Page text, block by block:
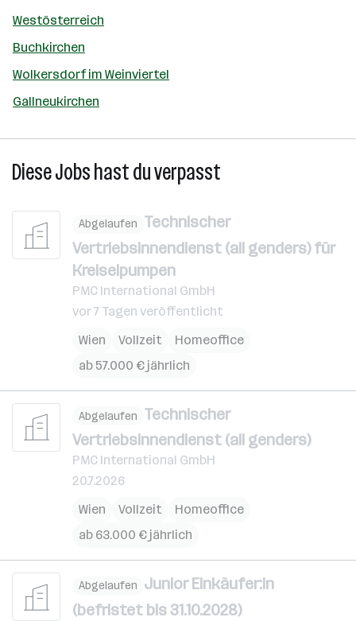
Westösterreich
Buchkirchen
Wolkersdorf im Weinviertel
Gallneukirchen
Diese Jobs hast du verpasst
Abgelaufen Technischer
Vertriebsinnendienst (all genders) für
Kreiselpumpen
PMC International GmbH
vor 7 Tagen veröffentlicht
Wien
Vollzeit
Homeoffice
ab 57.000 € jährlich
Abgelaufen Technischer
Vertriebsinnendienst (all genders)
PMC International GmbH
20.7.2026
Wien
Vollzeit
Homeoffice
ab 63.000 € jährlich
Abgelaufen Junior Einkäufer:in
(befristet bis 31.10.2028)